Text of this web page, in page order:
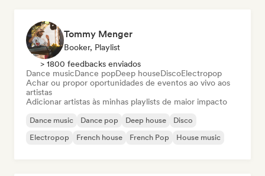
Tommy Menger
Booker, Playlist
> 1800 feedbacks enviados
Dance musicDance popDeep houseDiscoElectropop
Achar ou propor oportunidades de eventos ao vivo aos
artistas
Adicionar artistas às minhas playlists de maior impacto
Dance music Dance pop Deep house
Disco
Electropop
French house French Pop House music